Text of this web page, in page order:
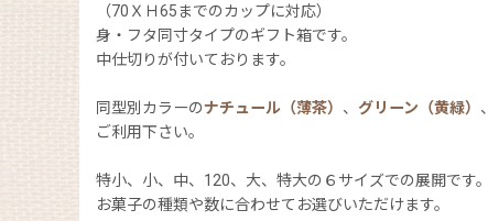
（70ＸＨ65までのカップに対応）
身・フタ同寸タイプのギフト箱です。
中仕切りが付いております。
同型別カラーのナチュール（薄茶） 、 グリーン（黄緑） 、
ご利用下さい。
特小、小、中、120、大、特大の６サイズでの展開です。
お菓子の種類や数に合わせてお選びいただけます。